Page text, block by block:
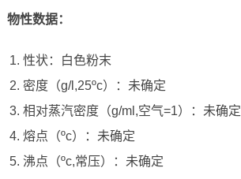
物性数据：
性状：白色粉末
密度（g/l,25ºc）：未确定
相对蒸汽密度（g/ml,空气=1）：未确定
熔点（ºc）：未确定
沸点（ºc,常压）：未确定